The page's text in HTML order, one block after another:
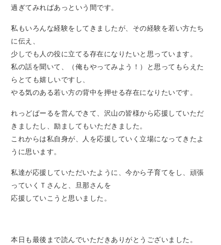
過ぎてみればあっという間です。
私もいろんな経験をしてきましたが、その経験を若い方たち
に伝え、
少しでも人の役に立てる存在になりたいと思っています。
私の話を聞いて、（俺もやってみよう！）と思ってもらえた
らとても嬉しいですし、
やる気のある若い方の背中を押せる存在になりたいです。
れっどぱーるを営んできて、沢山の皆様から応援していただ
きましたし、励ましてもいただきました。
これからは私自身が、人を応援していく立場になってきたよ
うに思います。
私達が応援していただいたように、今から子育てをし、頑張
っていくＴさんと、旦那さんを
応援していこうと思いました。
本日も最後まで読んでいただきありがとうございました。